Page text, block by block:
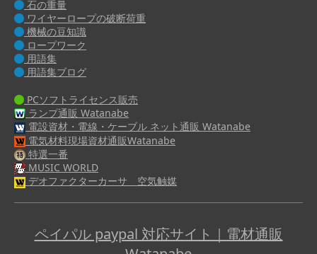
石の重量
ワイヤーロープの破断荷重
機械の豆知識
ロープワーク
用語集
用語集ブログ
PCソフトライセンス販売
ランプ通販 Watanabe
電設資材・電線・ケーブル ネット通販 Watanabe
電気材料現場資材通販Watanabe
特選一番
MUSIC WORLD
デオファクターカーサ 空気触媒
ペイパル paypal 対応サイト｜電材通販